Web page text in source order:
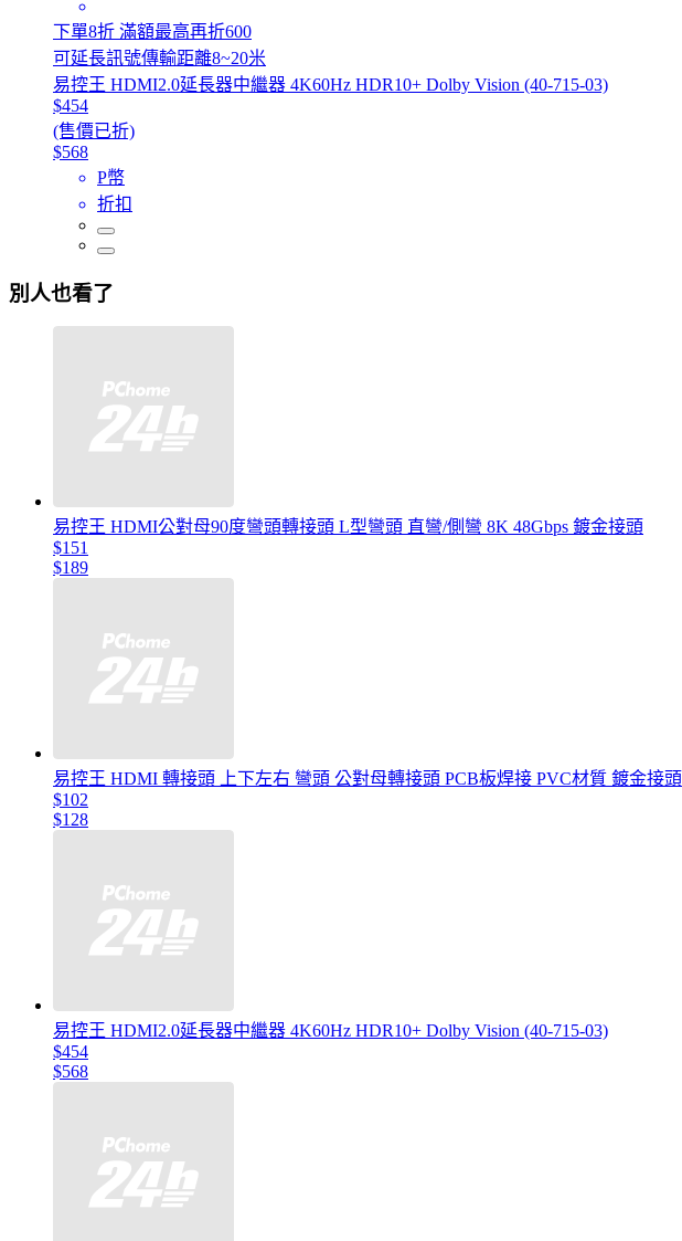
下單8折 滿額最高再折600
可延長訊號傳輸距離8~20米
易控王 HDMI2.0延長器中繼器 4K60Hz HDR10+ Dolby Vision (40-715-03)
$454
(售價已折)
$568
P幣
折扣
別人也看了
易控王 HDMI公對母90度彎頭轉接頭 L型彎頭 直彎/側彎 8K 48Gbps 鍍金接頭
$151
$189
易控王 HDMI 轉接頭 上下左右 彎頭 公對母轉接頭 PCB板焊接 PVC材質 鍍金接頭
$102
$128
易控王 HDMI2.0延長器中繼器 4K60Hz HDR10+ Dolby Vision (40-715-03)
$454
$568